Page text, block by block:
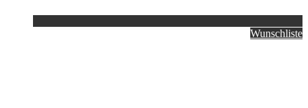
Wunschliste